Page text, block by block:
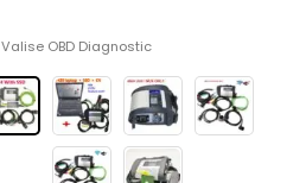
Valise OBD Diagnostic